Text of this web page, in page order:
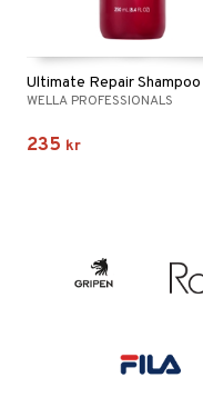
Ultimate Repair Shampoo
WELLA PROFESSIONALS
235 kr